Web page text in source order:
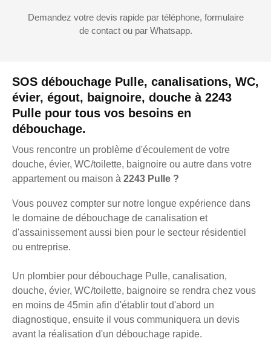
SOS débouchage Pulle, canalisations, WC,
évier, égout, baignoire, douche à 2243
Pulle pour tous vos besoins en
débouchage.
Vous rencontre un problème d'écoulement de votre
douche, évier, WC/toilette, baignoire ou autre dans votre
appartement ou maison à 2243 Pulle ?
Vous pouvez compter sur notre longue expérience dans
le domaine de débouchage de canalisation et
d'assainissement aussi bien pour le secteur résidentiel
ou entreprise.
Un plombier pour débouchage Pulle, canalisation,
douche, évier, WC/toilette, baignoire se rendra chez vous
en moins de 45min afin d'établir tout d'abord un
diagnostique, ensuite il vous communiquera un devis
avant la réalisation d'un débouchage rapide.
Demandez votre devis rapide par téléphone, formulaire
de contact ou par Whatsapp.